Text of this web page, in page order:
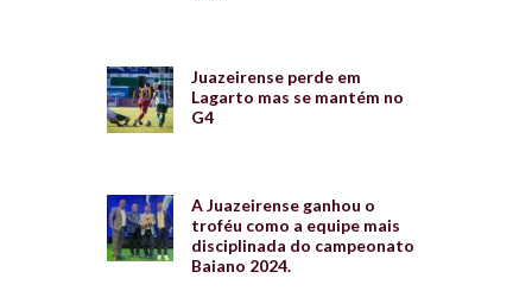
Juazeirense perde em
Lagarto mas se mantém no
G4
A Juazeirense ganhou o
troféu como a equipe mais
disciplinada do campeonato
Baiano 2024.